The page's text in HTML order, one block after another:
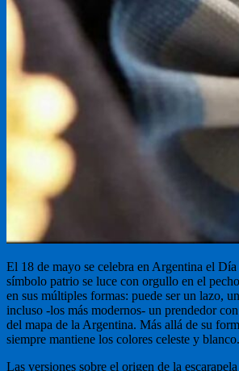
El 18 de mayo se celebra en Argentina el Día
símbolo patrio se luce con orgullo en el
en sus múltiples formas: puede ser un lazo,
incluso -los más modernos- un prendedor
del mapa de la Argentina. Más allá de su
siempre mantiene los colores celeste y blanco.
Las versiones sobre el origen de la